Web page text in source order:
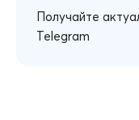
Получайте
Telegram